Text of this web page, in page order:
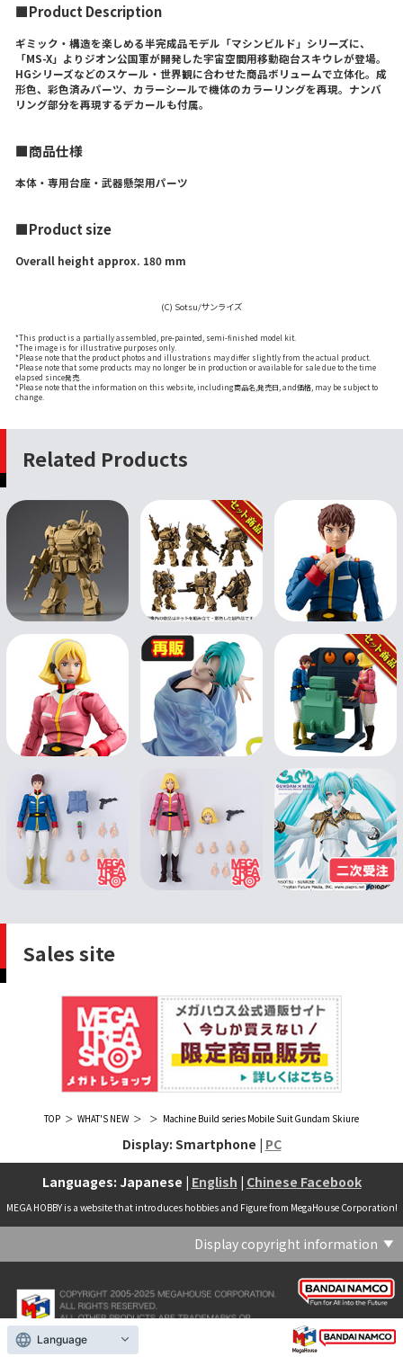
■Product Description
ギミック・構造を楽しめる半完成品モデル「マシンビルド」シリーズに、
「MS-X」よりジオン公国軍が開発した宇宙空間用移動砲台スキウレが登場。
HGシリーズなどのスケール・世界観に合わせた商品ボリュームで立体化。成
形色、彩色済みパーツ、カラーシールで機体のカラーリングを再現。ナンバ
リング部分を再現するデカールも付属。
■商品仕様
本体・専用台座・武器懸架用パーツ
■Product size
Overall height approx. 180 mm
(C) Sotsu/サンライズ
*This product is a partially assembled, pre-painted, semi-finished model kit.
*The image is for illustrative purposes only.
*Please note that the product photos and illustrations may differ slightly from the actual product.
*Please note that some products may no longer be in production or available for sale due to the time
elapsed since発売.
*Please note that the information on this website, including商品名,発売日, and価格, may be subject to
change.
Related Products
Sales site
TOP WHAT'S NEW Machine Build series Mobile Suit Gundam Skiure
Display: Smartphone | PC
Languages: Japanese | English | Chinese Facebook
MEGA HOBBY is a website that introduces hobbies and Figure from MegaHouse Corporation!
Display copyright information
Language